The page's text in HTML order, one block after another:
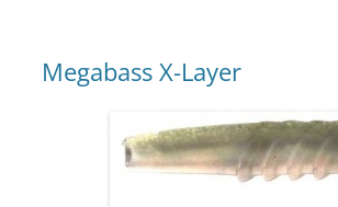
Megabass X-Layer